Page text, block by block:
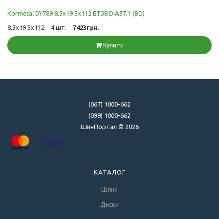
Kormetal DY789 8,5x19 5x112 ET38 DIA57,1 (BD)
8,5x19 5x112 4 шт. 7423грн.
Купити
(067) 1000-662
(099) 1000-662
ШинПортал © 2026
КАТАЛОГ
Шини
Диски